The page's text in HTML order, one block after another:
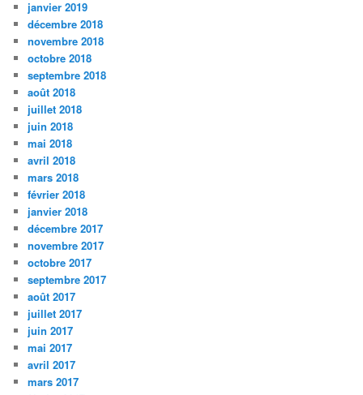
janvier 2019
décembre 2018
novembre 2018
octobre 2018
septembre 2018
août 2018
juillet 2018
juin 2018
mai 2018
avril 2018
mars 2018
février 2018
janvier 2018
décembre 2017
novembre 2017
octobre 2017
septembre 2017
août 2017
juillet 2017
juin 2017
mai 2017
avril 2017
mars 2017